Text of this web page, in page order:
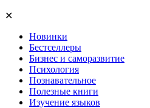
✕
Новинки
Бестселлеры
Бизнес и саморазвитие
Психология
Познавательное
Полезные книги
Изучение языков